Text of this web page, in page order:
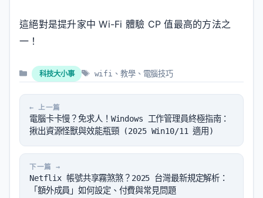
這絕對是提升家中 Wi-Fi 體驗 CP 值最高的方法之
一！
分
類
科技大小事
標
籤
wifi 、 教學、 電腦技巧
電腦卡卡慢？免求人！Windows 工作管理員終極指南：
揪出資源怪獸與效能瓶頸 (2025 Win10/11 適用)
Netflix 帳號共享霧煞煞？2025 台灣最新規定解析：
「額外成員」如何設定、付費與常見問題